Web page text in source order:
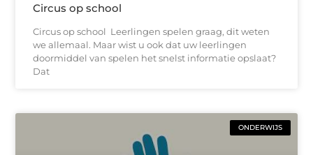
Circus op school
Circus op school Leerlingen spelen graag, dit weten
we allemaal. Maar wist u ook dat uw leerlingen
doormiddel van spelen het snelst informatie opslaat?
Dat
ONDERWIJS